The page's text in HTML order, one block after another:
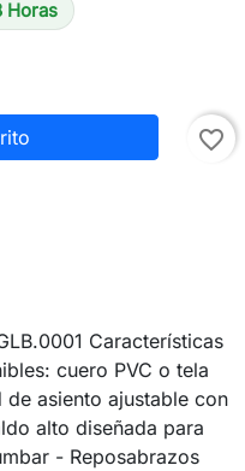
Horas
favorite_border
Características
cuero PVC o tela
asiento ajustable con
alto diseñada para
- Reposabrazos